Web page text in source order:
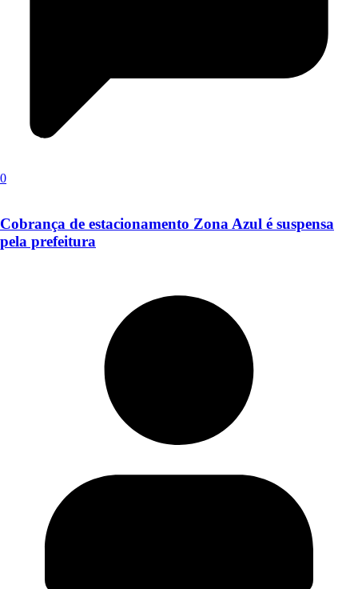
0
Cobrança de estacionamento Zona Azul é suspensa
pela prefeitura